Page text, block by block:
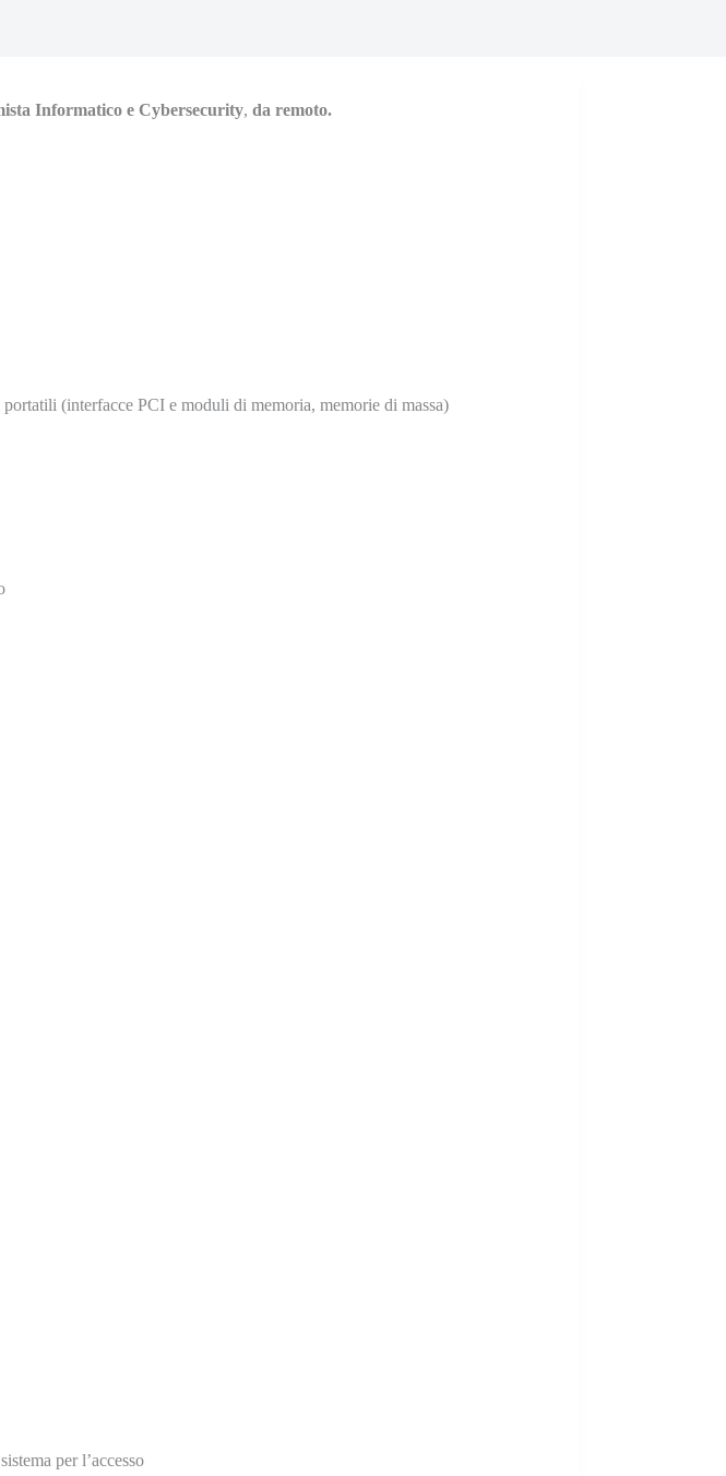
Informatico e Cybersecurity, da remoto.
(interfacce PCI e moduli di memoria, memorie di massa)
per l’accesso